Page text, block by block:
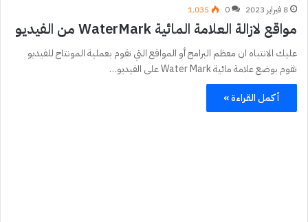
8 فبراير 2023 0 1٬035
مواقع لازالة العلامة المائية WaterMark من الفيديو
عليك الانتباه ان معظم البرامج أو المواقع التي تقوم بعملية المونتاج للفيديو
تقوم بوضع علامة مائية Water Mark على الفيديو…
أكمل القراءة »